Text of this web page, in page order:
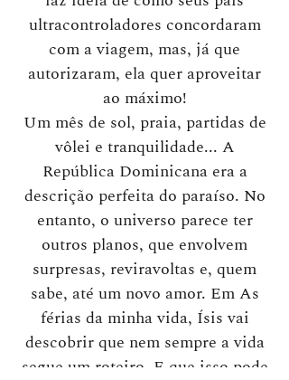
ultracontroladores concordaram
com a viagem, mas, já que
autorizaram, ela quer aproveitar
ao máximo!
Um mês de sol, praia, partidas de
vôlei e tranquilidade... A
República Dominicana era a
descrição perfeita do paraíso. No
entanto, o universo parece ter
outros planos, que envolvem
surpresas, reviravoltas e, quem
sabe, até um novo amor. Em As
férias da minha vida, Ísis vai
descobrir que nem sempre a vida
segue um roteiro. E que isso pode